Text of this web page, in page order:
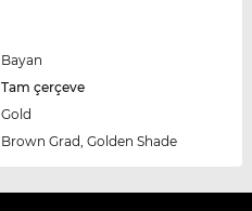
Bayan
Tam çerçeve
Gold
Brown Grad, Golden Shade